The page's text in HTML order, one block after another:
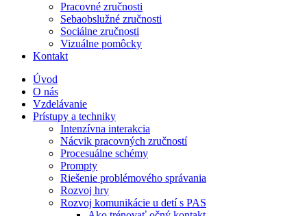
Pracovné zručnosti
Sebaobslužné zručnosti
Sociálne zručnosti
Vizuálne pomôcky
Kontakt
Úvod
O nás
Vzdelávanie
Prístupy a techniky
Intenzívna interakcia
Nácvik pracovných zručností
Procesuálne schémy
Prompty
Riešenie problémového správania
Rozvoj hry
Rozvoj komunikácie u detí s PAS